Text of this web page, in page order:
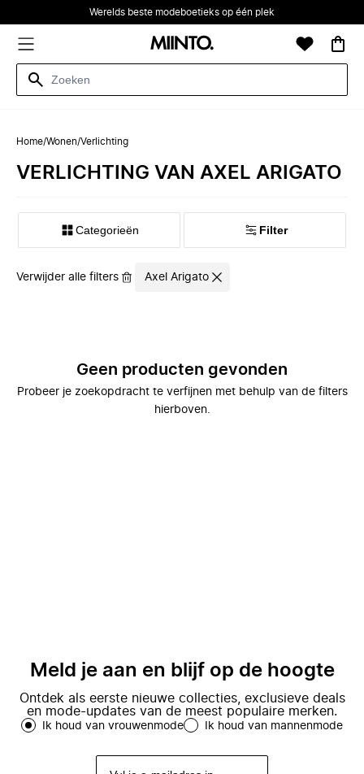
Werelds beste modeboetieks op één plek
Home/Wonen/Verlichting
VERLICHTING VAN AXEL ARIGATO
Categorieën Filter
Verwijder alle filters Axel Arigato
Geen producten gevonden
Probeer je zoekopdracht te verfijnen met behulp van de filters
hierboven.
Meld je aan en blijf op de hoogte
Ontdek als eerste nieuwe collecties, exclusieve deals
en mode-updates van de meest populaire merken.
Ik houd van vrouwenmode Ik houd van mannenmode